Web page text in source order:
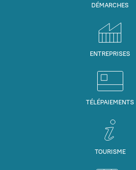
DÉMARCHES
ENTREPRISES
TÉLÉPAIEMENTS
TOURISME